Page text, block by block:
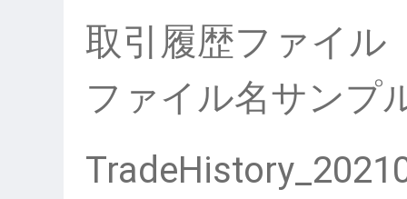
取引履歴ファイル
ファイル名サンプ